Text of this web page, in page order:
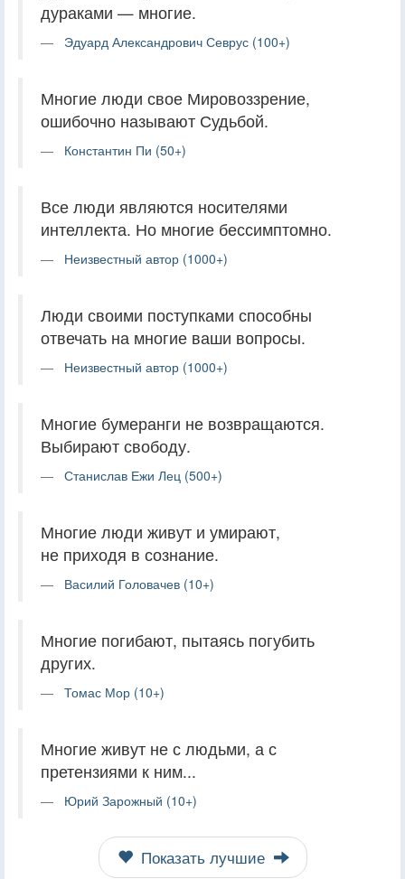
дураками — многие.
Эдуард Александрович Севрус (100+)
Многие люди свое Мировоззрение,
ошибочно называют Судьбой.
Константин Пи (50+)
Все люди являются носителями
интеллекта. Но многие бессимптомно.
Неизвестный автор (1000+)
Люди своими поступками способны
отвечать на многие ваши вопросы.
Неизвестный автор (1000+)
Многие бумеранги не возвращаются.
Выбирают свободу.
Станислав Ежи Лец (500+)
Многие люди живут и умирают,
не приходя в сознание.
Василий Головачев (10+)
Многие погибают, пытаясь погубить
других.
Томас Мор (10+)
Многие живут не с людьми, а с
претензиями к ним...
Юрий Зарожный (10+)
Показать лучшие